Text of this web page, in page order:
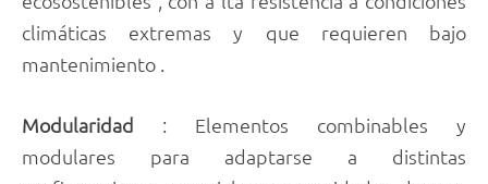
climáticas extremas y que requieren bajo
mantenimiento .
Modularidad : Elementos combinables y
modulares para adaptarse a distintas